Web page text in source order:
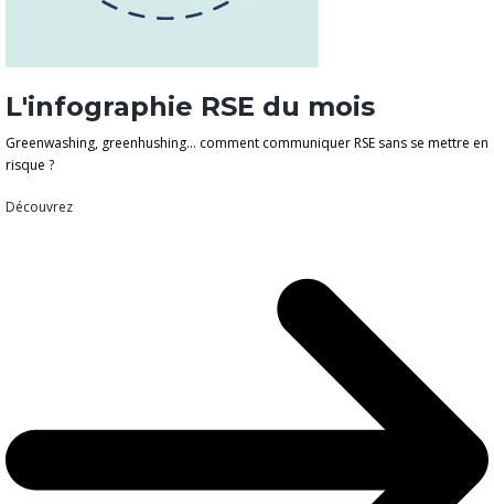
L'infographie RSE du mois
Greenwashing, greenhushing… comment communiquer RSE sans se mettre en
risque ?
Découvrez